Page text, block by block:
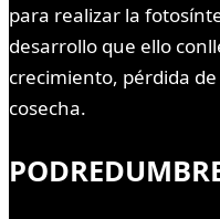
para realizar la
desarrollo que ello
crecimiento, pérdida
cosecha.